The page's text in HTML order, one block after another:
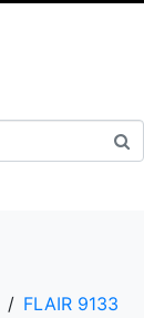
FLAIR 9133